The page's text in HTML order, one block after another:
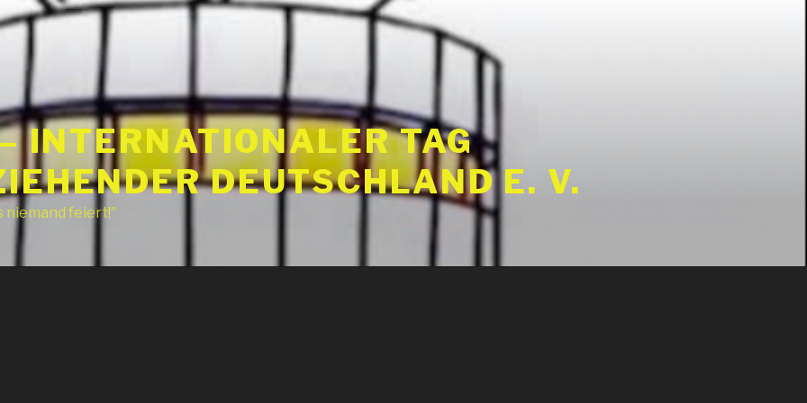
INTERNATIONALER TAG
DEUTSCHLAND E. V.
niemand feiert!"